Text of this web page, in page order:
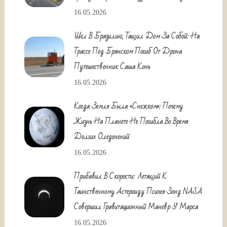
16.05.2026
Шел В Бразилию, Тащил Дом За Собой: На
Трассе Под Брянском Погиб От Дрона
Путешественник Саша Конь
16.05.2026
Когда Земля Была «снежком»: Почему
Жизнь На Планете Не Погибла Во Время
Долгих Оледенений
16.05.2026
Прибавил В Скорости: Летящий К
Таинственному Астероиду Психея Зонд NASA
Совершил Гравитационный Маневр У Марса
16.05.2026